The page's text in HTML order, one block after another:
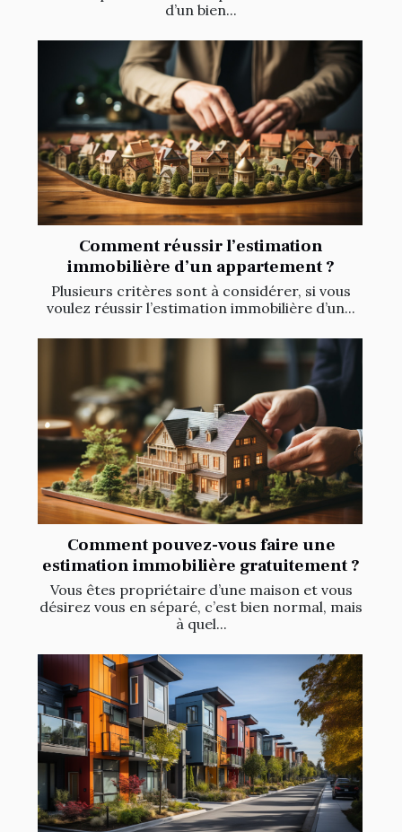
d’un bien...
Comment réussir l’estimation
immobilière d’un appartement ?
Plusieurs critères sont à considérer, si vous
voulez réussir l’estimation immobilière d’un...
Comment pouvez-vous faire une
estimation immobilière gratuitement ?
Vous êtes propriétaire d’une maison et vous
désirez vous en séparé, c’est bien normal, mais
à quel...